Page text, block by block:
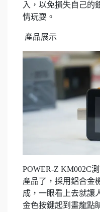
入，以免損失自己的
情玩耍。
產品展示
POWER-Z KM002C
產品了，採用鋁合金
成，一眼看上去就讓
金色按鍵起到畫龍點